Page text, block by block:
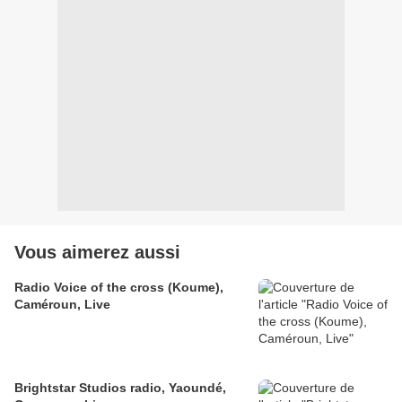
Vous aimerez aussi
Radio Voice of the cross (Koume),
Caméroun, Live
Brightstar Studios radio, Yaoundé,